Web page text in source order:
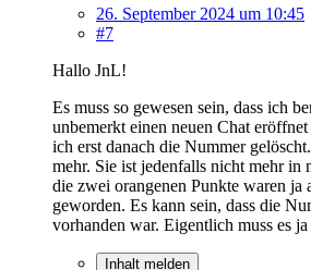
26. September 2024 um 10:45
#7
Hallo JnL!
Es muss so gewesen sein, dass ich
unbemerkt einen neuen Chat
ich erst danach die Nummer
mehr. Sie ist jedenfalls nicht mehr in
die zwei orangenen Punkte waren ja
geworden. Es kann sein, dass die
vorhanden war. Eigentlich muss es ja
Inhalt melden